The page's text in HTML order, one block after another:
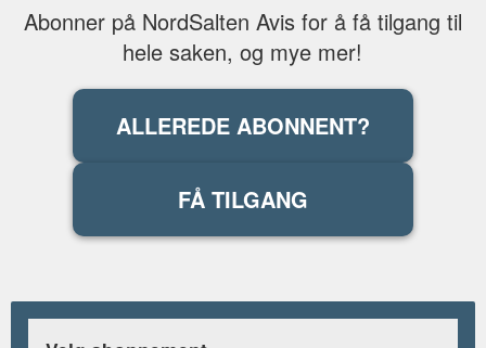
Abonner på NordSalten Avis for å få tilgang til
hele saken, og mye mer!
ALLEREDE ABONNENT?
FÅ TILGANG